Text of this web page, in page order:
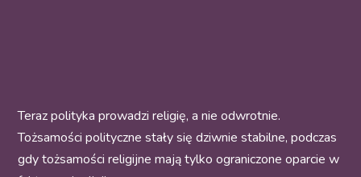
Teraz polityka prowadzi religię, a nie odwrotnie.
Tożsamości polityczne stały się dziwnie stabilne, podczas
gdy tożsamości religijne mają tylko ograniczone oparcie w